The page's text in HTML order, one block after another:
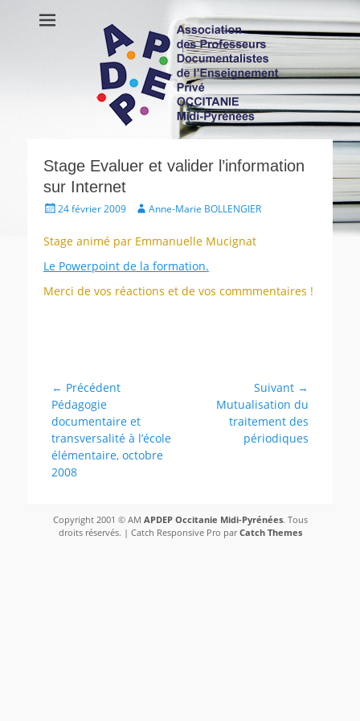
APDEP Occitanie
Midi-Pyrénées
Association des Professeurs Documentalistes de l'Enseignement
Privé OCCITANIE Midi-Pyrénnees Association Actualités Vie de
l’association Ressources
Stage Evaluer et valider l’information
sur Internet
Écrit24 février 2009 Auteur
Anne-Marie BOLLENGIER
Stage animé par Emmanuelle Mucignat
Le Powerpoint de la formation.
Merci de vos réactions et de vos commmentaires !
expériences)
Navigation
de
l’article
← Précédent
Article
précédent :
Pédagogie
documentaire et
transversalité à l’école
élémentaire, octobre
2008
Suivant →
Mutualisation du
traitement des
périodiques
Copyright 2001 © AM APDEP Occitanie Midi-Pyrénées. Tous
droits réservés. | Catch Responsive Pro parCatch Themes